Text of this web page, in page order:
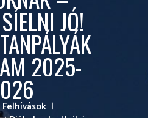
JÓ!
2025-
Felhívások